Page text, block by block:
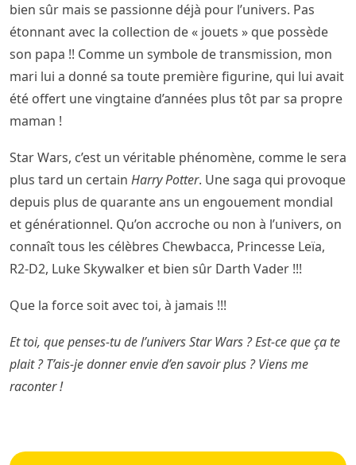
bien sûr mais se passionne déjà pour l’univers. Pas
étonnant avec la collection de « jouets » que possède
son papa !! Comme un symbole de transmission, mon
mari lui a donné sa toute première figurine, qui lui avait
été offert une vingtaine d’années plus tôt par sa propre
maman !
Star Wars, c’est un véritable phénomène, comme le sera
plus tard un certain Harry Potter. Une saga qui provoque
depuis plus de quarante ans un engouement mondial
et générationnel. Qu’on accroche ou non à l’univers, on
connaît tous les célèbres Chewbacca, Princesse Leïa,
R2-D2, Luke Skywalker et bien sûr Darth Vader !!!
Que la force soit avec toi, à jamais !!!
Et toi, que penses-tu de l’univers Star Wars ? Est-ce que ça te
plait ? T’ais-je donner envie d’en savoir plus ? Viens me
raconter !